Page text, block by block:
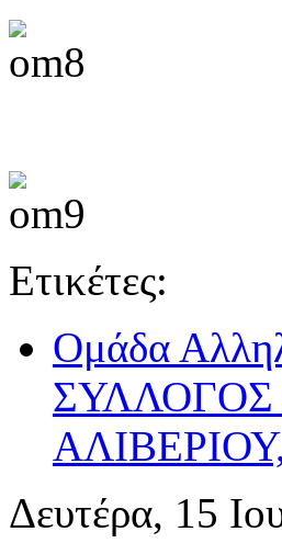
Ετικέτες:
Ομάδα
ΣΥΛΛΟΓΟΣ
Δευτέρα, 15